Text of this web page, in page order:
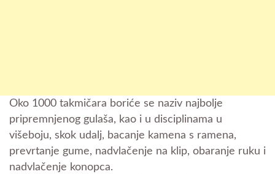
Oko 1000 takmičara boriće se naziv najbolje
pripremnjenog gulaša, kao i u disciplinama u
višeboju, skok udalj, bacanje kamena s ramena,
prevrtanje gume, nadvlačenje na klip, obaranje ruku i
nadvlačenje konopca.